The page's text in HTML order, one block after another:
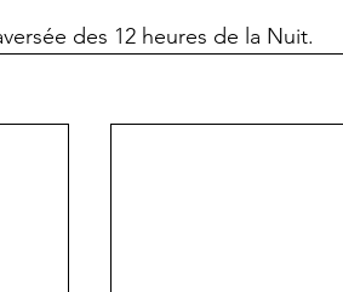
des 12 heures de la Nuit.